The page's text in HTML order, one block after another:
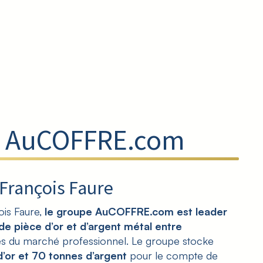
Faure
Faure, le groupe AuCOFFRE.com est leader
pièce d’or et d’argent métal entre
du marché professionnel. Le groupe stocke
et 70 tonnes d’argent pour le compte de